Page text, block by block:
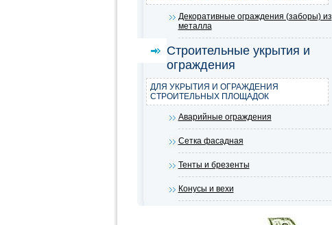
Декоративные ограждения (заборы) из
металла
Строительные укрытия и
ограждения
ДЛЯ УКРЫТИЯ И ОГРАЖДЕНИЯ
СТРОИТЕЛЬНЫХ ПЛОЩАДОК
Аварийные ограждения
Сетка фасадная
Тенты и брезенты
Конусы и вехи